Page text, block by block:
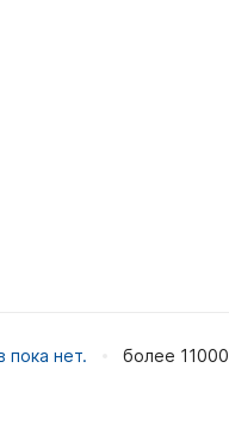
пока нет. более 11000